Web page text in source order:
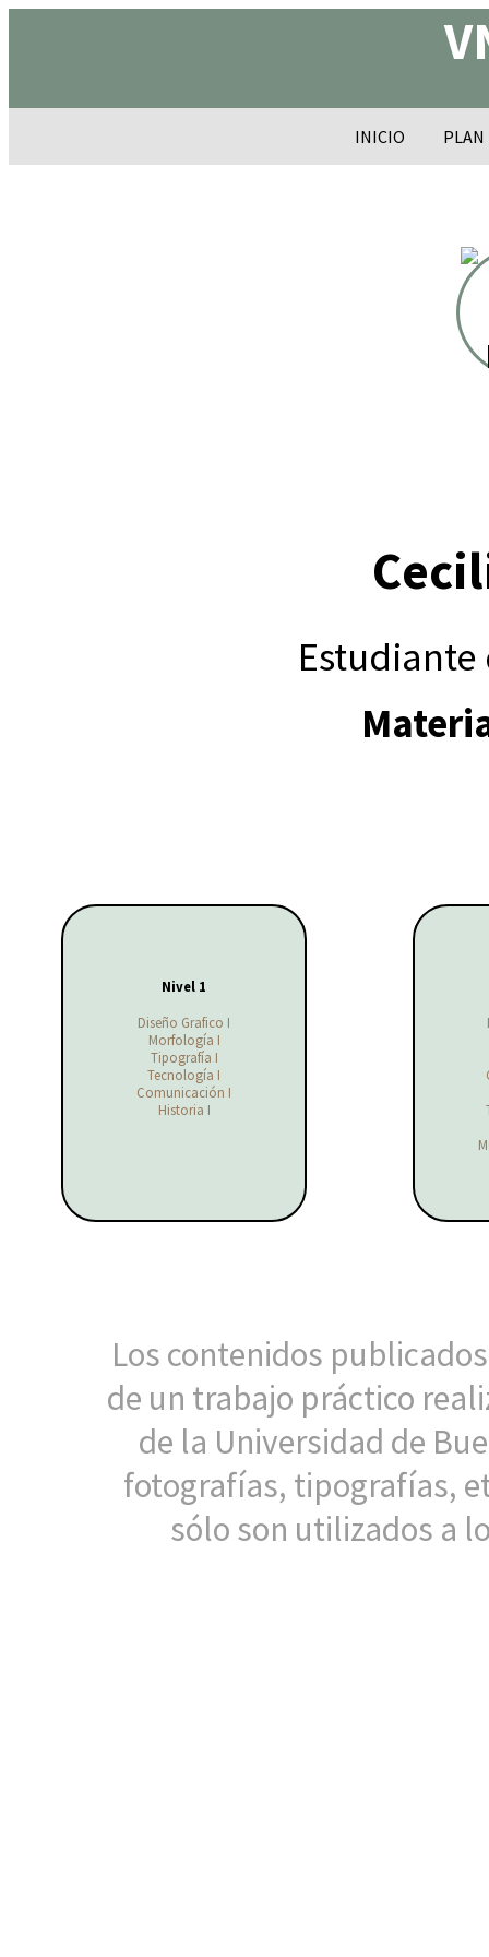
INICIO PLAN
Nivel 1
Diseño Grafico I
Morfología I
Tipografía I
Tecnología I
Comunicación I
Historia I
Los contenidos
de un trabajo práctico
de la Universidad de
fotografías, tipografías,
sólo son utilizados a